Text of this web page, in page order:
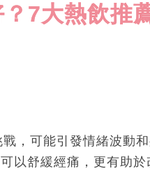
7大熱飲推
，可能引發情緒波動
以舒緩經痛，更有助